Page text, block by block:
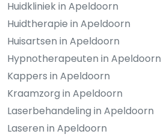
Huidkliniek in Apeldoorn
Huidtherapie in Apeldoorn
Huisartsen in Apeldoorn
Hypnotherapeuten in Apeldoorn
Kappers in Apeldoorn
Kraamzorg in Apeldoorn
Laserbehandeling in Apeldoorn
Laseren in Apeldoorn